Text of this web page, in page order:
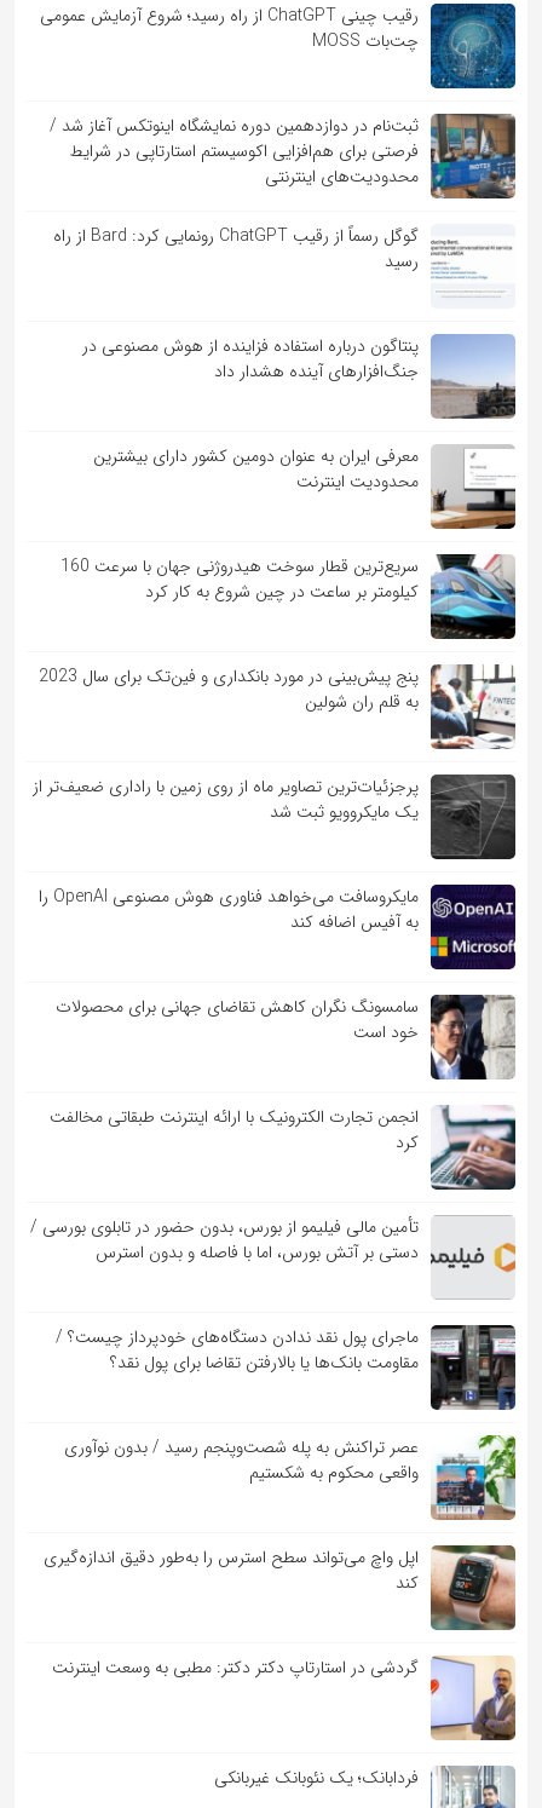
رقیب چینی ChatGPT از راه رسید؛ شروع آزمایش عمومی
چت‌بات MOSS
ثبت‌نام در دوازدهمین دوره نمایشگاه اینوتکس آغاز شد /
فرصتی برای هم‌افزایی اکوسیستم استارتاپی در شرایط
محدودیت‌های اینترنتی
گوگل رسماً از رقیب ChatGPT رونمایی کرد: Bard از راه
رسید
پنتاگون درباره استفاده فزاینده از هوش مصنوعی در
جنگ‌افزارهای آینده هشدار داد
معرفی ایران به عنوان دومین کشور دارای بیشترین
محدودیت اینترنت
سریع‌ترین قطار سوخت هیدروژنی جهان با سرعت 160
کیلومتر بر ساعت در چین شروع به کار کرد
پنج پیش‌بینی در مورد بانکداری و فین‌تک برای سال 2023
به قلم ران شولین
پرجزئیات‌ترین تصاویر ماه از روی زمین با راداری ضعیف‌تر از
یک مایکروویو ثبت شد
مایکروسافت می‌خواهد فناوری هوش مصنوعی OpenAI را
به آفیس اضافه کند
سامسونگ نگران کاهش تقاضای جهانی برای محصولات
خود است
انجمن تجارت الکترونیک با ارائه اینترنت طبقاتی مخالفت
کرد
تأمین مالی فیلیمو از بورس، بدون حضور در تابلوی بورسی /
دستی بر آتش بورس، اما با فاصله و بدون استرس
ماجرای پول نقد ندادن دستگاه‌های خودپرداز چیست؟ /
مقاومت بانک‌ها یا بالارفتن تقاضا برای پول نقد؟
عصر تراکنش به پله شصت‌وپنجم رسید / بدون نوآوری
واقعی محکوم به شکستیم
اپل واچ می‌تواند سطح استرس را به‌طور دقیق اندازه‌گیری
کند
گردشی در استارتاپ دکتر دکتر: مطبی به وسعت اینترنت
فردابانک؛ یک نئوبانک غیربانکی